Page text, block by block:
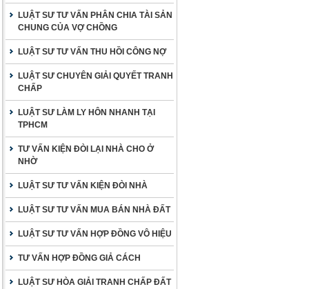
LUẬT SƯ TƯ VẤN PHÂN CHIA TÀI SẢN
CHUNG CỦA VỢ CHỒNG
LUẬT SƯ TƯ VẤN THU HỒI CÔNG NỢ
LUẬT SƯ CHUYÊN GIẢI QUYẾT TRANH
CHẤP
LUẬT SƯ LÀM LY HÔN NHANH TẠI
TPHCM
TƯ VẤN KIỆN ĐÒI LẠI NHÀ CHO Ở
NHỜ
LUẬT SƯ TƯ VẤN KIỆN ĐÒI NHÀ
LUẬT SƯ TƯ VẤN MUA BÁN NHÀ ĐẤT
LUẬT SƯ TƯ VẤN HỢP ĐỒNG VÔ HIỆU
TƯ VẤN HỢP ĐỒNG GIẢ CÁCH
LUẬT SƯ HÒA GIẢI TRANH CHẤP ĐẤT